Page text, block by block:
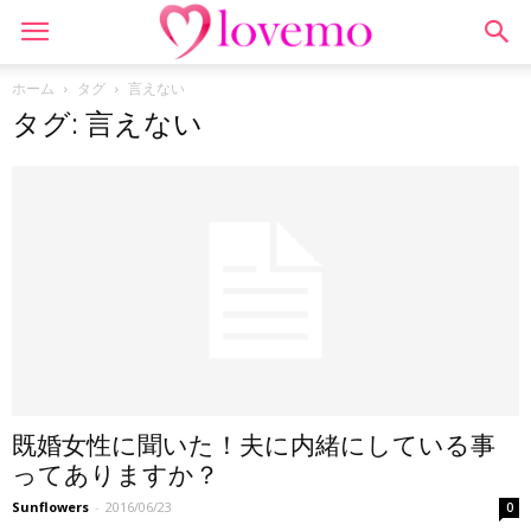
ホーム タグ 言えない
タグ: 言えない
既婚女性に聞いた！夫に内緒にしている事
ってありますか？
Sunflowers - 2016/06/23 0